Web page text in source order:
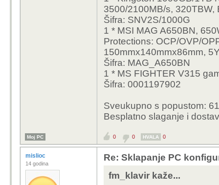
3500/2100MB/s,
Šifra: SNV2S/1000G
1 * MSI MAG A650BN,
Protections: OCP/OVP/
150mmx140mmx86mm,
Šifra: MAG_A650BN
1 * MS FIGHTER V315
Šifra: 0001197902
Sveukupno s popustom:
Besplatno slaganje i
Moj PC 0 0 HVALA 0
mislioc
14 godina
Re: Sklapanje PC
fm_klavir kaže...